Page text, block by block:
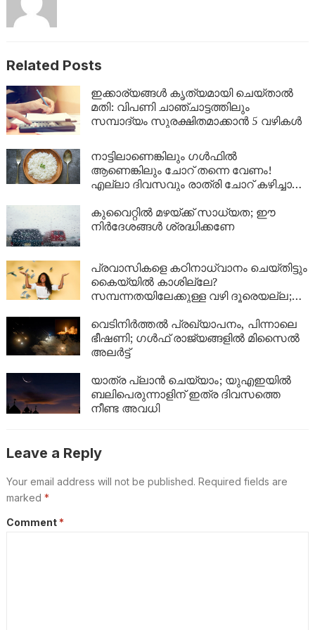
Related Posts
ഇക്കാര്യങ്ങൾ കൃത്യമായി ചെയ്താൽ
മതി: വിപണി ചാഞ്ചാട്ടത്തിലും
സമ്പാദ്യം സുരക്ഷിതമാക്കാൻ 5 വഴികൾ
നാട്ടിലാണെങ്കിലും ​ഗൾഫിൽ
ആണെങ്കിലും ചോറ് തന്നെ വേണം!
എല്ലാ ദിവസവും രാത്രി ചോറ് കഴിച്ചാൽ
കുവൈറ്റിൽ മഴയ്ക്ക് സാധ്യത; ഈ
നിർദേശങ്ങൾ ശ്രദ്ധിക്കണേ
പ്രവാസികളെ കഠിനാധ്വാനം ചെയ്തിട്ടും
കൈയ്യിൽ കാശില്ലേ?
സമ്പന്നതയിലേക്കുള്ള വഴി ദൂരെയല്ല;
ബാങ്ക് ബാലൻസും കുതിച്ചുയരും!
വെടിനിർത്തൽ പ്രഖ്യാപനം, പിന്നാലെ
ഭീഷണി; ഗൾഫ് രാജ്യങ്ങളിൽ മിസൈൽ
അലർട്ട്
യാത്ര പ്ലാൻ ചെയ്യാം; യുഎഇയിൽ
ബലിപെരുന്നാളിന് ഇത്ര ദിവസത്തെ
നീണ്ട അവധി
Leave a Reply
Your email address will not be published. Required fields are
marked *
Comment *